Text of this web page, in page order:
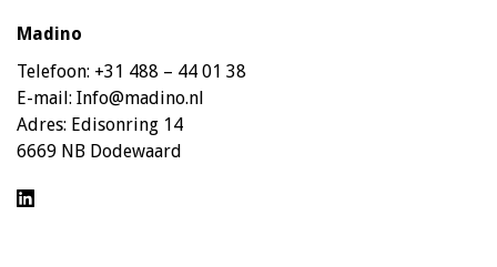
Madino
Telefoon: +31 488 – 44 01 38
E-mail: Info@madino.nl
Adres: Edisonring 14
6669 NB Dodewaard